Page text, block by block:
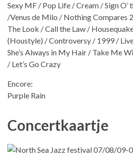
Sexy MF / Pop Life / Cream / Sign
/Venus de Milo / Nothing Compares
The Look / Call the Law /
(Houstyle) / Controversy / 1999 /
She’s Always in My Hair / Take Me
/ Let’s Go Crazy
Encore:
Purple Rain
Concertkaartje